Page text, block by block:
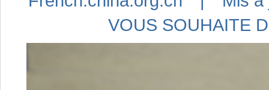
VOUS SOUHAITE